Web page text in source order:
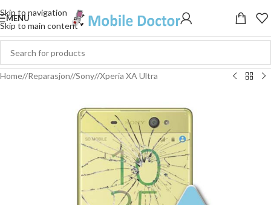
Skip to navigation
Skip to main content
MENU
Home/ Reparasjon/ Sony/ Xperia XA Ultra